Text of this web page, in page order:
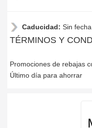
Caducidad: Sin
TÉRMINOS Y
Promociones de rebajas
Último día para ahorrar